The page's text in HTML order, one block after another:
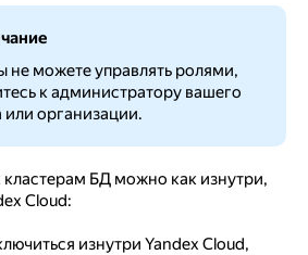
не можете управлять ролями,
к администратору вашего
или организации.
кластерам БД можно как изнутри,
Cloud:
изнутри Yandex Cloud,